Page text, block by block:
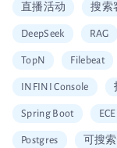
直播活动 搜索
DeepSeek RAG
TopN Filebeat
INFINI Console
Spring Boot ECE
Postgres 可搜